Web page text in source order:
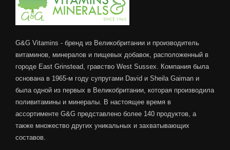
G&G Vitamins - бренд из Великобритании и производитель
витаминов, минералов и пищевых добавок, расположенный в
городе East Grinstead, гравство West Sussex. Компания была
основана в 1965-м году супругами David и Sheila Gaiman и
была одной из первых в Великобритании, которая производила
поливитамины и минералы. В настоящее время в
ассортименте G&G представлено более 140 продуктов, а
также множество других уникальных и захватывающих
составов.